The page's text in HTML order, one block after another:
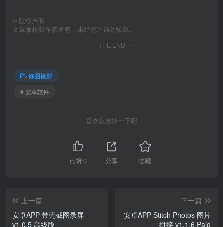
© 版权声明
文章版权归作者所有，未经允许请勿转载。
THE END
修图摄影
# 安卓软件
喜欢就支持一下吧
点赞0 分享 收藏
上一篇
安卓APP-带壳截图录屏
v1.0.5 高级版
下一篇
安卓APP-Stitch Photos 图片
拼接 v1.1.6 Paid